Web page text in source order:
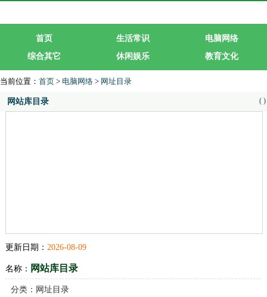
首页 生活常识
电脑网络
综合其它
休闲娱乐
教育文化
当前位置： 首页 > 电脑网络 > 网址目录
网站库目录 ( )
更新日期： 2026-08-09
名称： 网站库目录
分类： 网址目录